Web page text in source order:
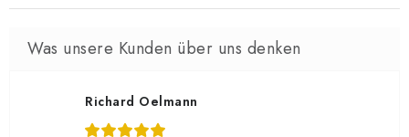
Richard Oelmann